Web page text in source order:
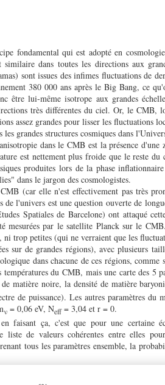
fondamental qui est adopté en
dans toutes les directions aux
sont issues des infimes fluctuations de
380 000 ans après le Big Bang, ce
lui-même isotrope aux grandes
très différentes du ciel. Or, le CMB,
assez grandes pour lisser les fluctuations
grandes structures cosmiques dans
dans le CMB est la présence d'une
est nettement plus froide que le reste
produites lors de la phase
dans le jargon des cosmologistes.
(car elle n'est effectivement pas très
de l'univers est une question ouverte de
Spatiales de Barcelone) ont attaqué
mesurées par le satellite Planck sur le
ni trop petites (qui ne verraient que les
sur de grandes régions), avec plusieurs
dans chacune de ces régions,
du CMB, mais une carte des 5
matière noire, la densité de matière
de puissance). Les autres paramètres du
ν = 0,06 eV, Neff= 3,04 et r = 0.
faisant ça, c'est que pour une certaine
liste de valeurs cohérentes entre elles
tous les paramètres ensemble, la